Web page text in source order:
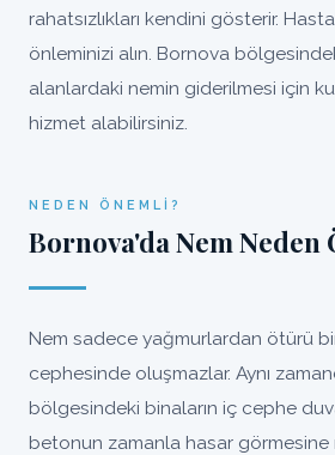
rahatsızlıkları kendini gösterir.
önleminizi alın. Bornova
alanlardaki nemin giderilmesi için
hizmet alabilirsiniz.
NEDEN ÖNEMLI?
Bornova'da Nem
Nem sadece yağmurlardan ötürü
cephesinde oluşmazlar. Aynı
bölgesindeki binaların iç cephe
betonun zamanla hasar görmesine